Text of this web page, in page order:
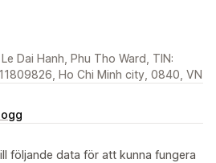
Le Dai Hanh, Phu Tho Ward, TIN:
Ho Chi Minh city, 0840, VN
följande data för att kunna fungera